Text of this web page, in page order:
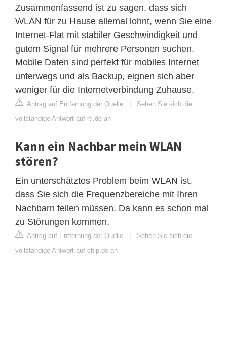
Zusammenfassend ist zu sagen, dass sich
WLAN für zu Hause allemal lohnt, wenn Sie eine
Internet-Flat mit stabiler Geschwindigkeit und
gutem Signal für mehrere Personen suchen.
Mobile Daten sind perfekt für mobiles Internet
unterwegs und als Backup, eignen sich aber
weniger für die Internetverbindung Zuhause.
Antrag auf Entfernung der Quelle | Sehen Sie sich die
vollständige Antwort auf rtl.de an
Kann ein Nachbar mein WLAN
stören?
Ein unterschätztes Problem beim WLAN ist,
dass Sie sich die Frequenzbereiche mit Ihren
Nachbarn teilen müssen. Da kann es schon mal
zu Störungen kommen.
Antrag auf Entfernung der Quelle | Sehen Sie sich die
vollständige Antwort auf chip.de an